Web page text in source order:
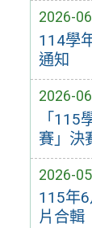
2026-
114學
通知
2026-
「115
賽」決
2026-
115年
片合輯